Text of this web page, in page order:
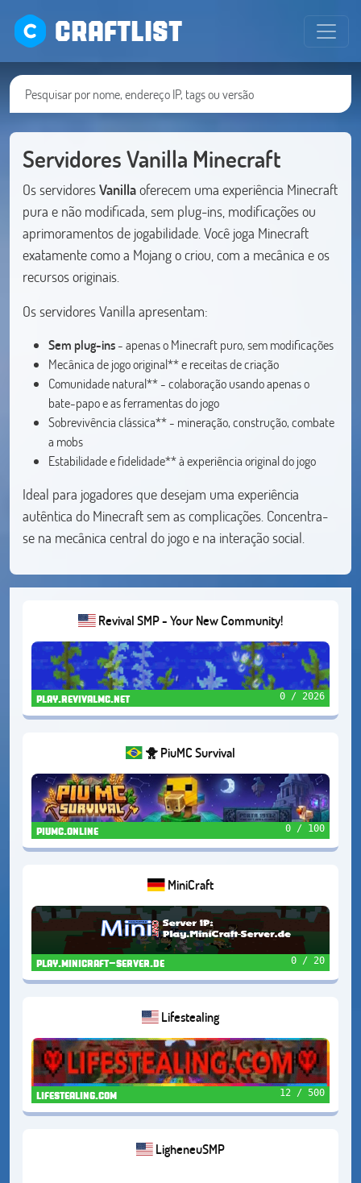
CRAFTLIST
Servidores Vanilla Minecraft
Os servidoresVanillaoferecem uma experiência Minecraft
pura e não modificada, sem plug-ins, modificações ou
aprimoramentos de jogabilidade. Você joga Minecraft
exatamente como a Mojang o criou, com a mecânica e os
recursos originais.
Os servidores Vanilla apresentam:
Sem plug-ins- apenas o Minecraft puro, sem modificações
Mecânica de jogo original** e receitas de criação
Comunidade natural** - colaboração usando apenas o
bate-papo e as ferramentas do jogo
Sobrevivência clássica** - mineração, construção, combate
a mobs
Estabilidade e fidelidade** à experiência original do jogo
Ideal para jogadores que desejam uma experiência
autêntica do Minecraft sem as complicações. Concentra-
se na mecânica central do jogo e na interação social.
Revival SMP - Your New Community!
play.revivalmc.net 0 / 2026
🐥 PiuMC Survival
piumc.online 0 / 100
MiniCraft
play.minicraft-server.de 0 / 20
Lifestealing
lifestealing.com 12 / 500
LigheneuSMP